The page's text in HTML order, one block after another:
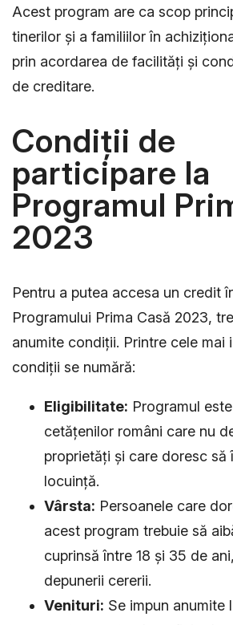
Acest program are ca scop
tinerilor și a familiilor în
prin acordarea de facilități și
de creditare.
Condiții de
participare la
Programul
2023
Pentru a putea accesa un credit
Programului Prima Casă 2023,
anumite condiții. Printre cele mai
condiții se numără:
Eligibilitate: Programul
cetățenilor români care nu
proprietăți și care doresc să
locuință.
Vârsta: Persoanele care
acest program trebuie să
cuprinsă între 18 și 35 de
depunerii cererii.
Venituri: Se impun anumite